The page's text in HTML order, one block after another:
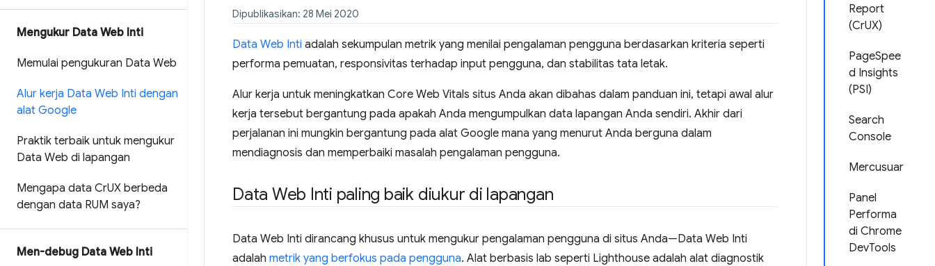
Mengukur Data Web Inti
Memulai pengukuran Data Web
Alur kerja Data Web Inti dengan
alat Google
Praktik terbaik untuk mengukur
Data Web di lapangan
Mengapa data CrUX berbeda
dengan data RUM saya?
Men-debug Data Web Inti
Report
(CrUX)
PageSpee
d Insights
(PSI)
Search
Console
Mercusuar
Panel
Performa
di Chrome
DevTools
Dipublikasikan: 28 Mei 2020
Data Web Inti adalah sekumpulan metrik yang menilai pengalaman pengguna berdasarkan kriteria seperti
performa pemuatan, responsivitas terhadap input pengguna, dan stabilitas tata letak.
Alur kerja untuk meningkatkan Core Web Vitals situs Anda akan dibahas dalam panduan ini, tetapi awal alur
kerja tersebut bergantung pada apakah Anda mengumpulkan data lapangan Anda sendiri. Akhir dari
perjalanan ini mungkin bergantung pada alat Google mana yang menurut Anda berguna dalam
mendiagnosis dan memperbaiki masalah pengalaman pengguna.
Data Web Inti paling baik diukur di lapangan
Data Web Inti dirancang khusus untuk mengukur pengalaman pengguna di situs Anda—Data Web Inti
adalah metrik yang berfokus pada pengguna. Alat berbasis lab seperti Lighthouse adalah alat diagnostik